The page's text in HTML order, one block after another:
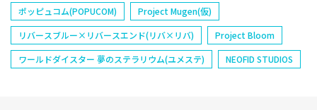
ポッピュコム(POPUCOM)
Project Mugen(仮)
リバースブルー×リバースエンド(リバ×リバ)
Project Bloom
ワールドダイスター 夢のステラリウム(ユメステ)
NEOFID STUDIOS